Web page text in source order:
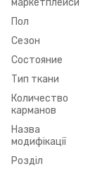
маркетплейси
Пол
Сезон
Состояние
Тип ткани
Количество
карманов
Назва
модифікації
Розділ